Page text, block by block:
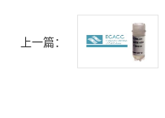
上一篇：